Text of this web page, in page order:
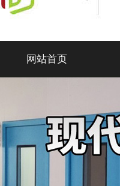
网站首页